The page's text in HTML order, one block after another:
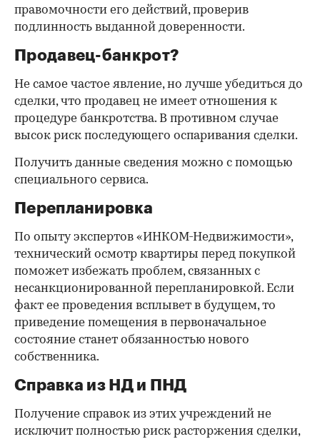
правомочности его действий, проверив
подлинность выданной доверенности.
Продавец-банкрот?
Не самое частое явление, но лучше убедиться до
сделки, что продавец не имеет отношения к
процедуре банкротства. В противном случае
высок риск последующего оспаривания сделки.
Получить данные сведения можно с помощью
специального сервиса.
Перепланировка
По опыту экспертов «ИНКОМ-Недвижимости»,
технический осмотр квартиры перед покупкой
поможет избежать проблем, связанных с
несанкционированной перепланировкой. Если
факт ее проведения всплывет в будущем, то
приведение помещения в первоначальное
состояние станет обязанностью нового
собственника.
Справка из НД и ПНД
Получение справок из этих учреждений не
исключит полностью риск расторжения сделки,